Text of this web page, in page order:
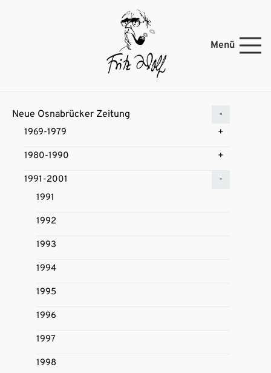
Menü
Neue Osnabrücker Zeitung
1969-1979
1980-1990
1991-2001
1991
1992
1993
1994
1995
1996
1997
1998